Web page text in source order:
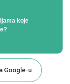
koje
Google-u